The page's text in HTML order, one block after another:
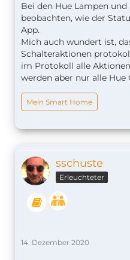
Bei den Hue Lampen
beobachten, wie der
App.
Mich auch wundert ist,
Schalteraktionen
im Protokoll alle
werden aber nur alle Hue
Mein Smart Home
sschuste
Erleuchteter
14. Dezember 2020